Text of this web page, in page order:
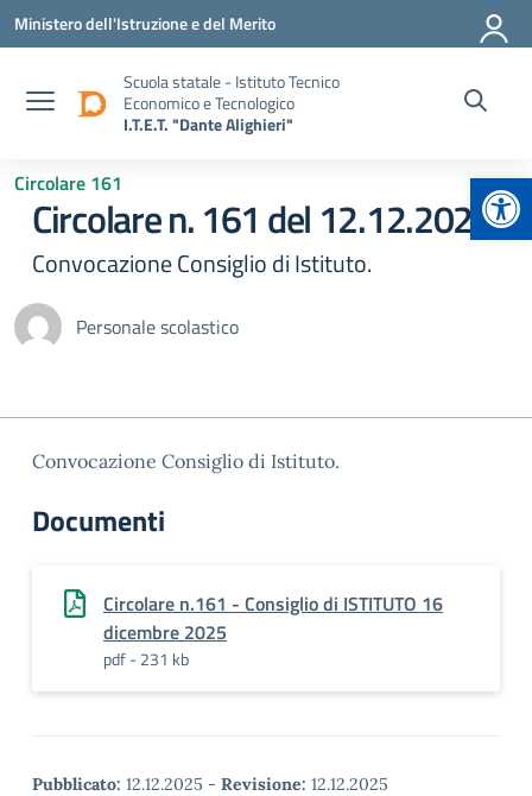
Vai ai contenuti
Vai al menu di navigazione
Vai al footer
Ministero dell'Istruzione e del Merito
Scuola statale - Istituto Tecnico
Economico e Tecnologico
I.T.E.T. "Dante Alighieri"
Circolare 161
Circolare n. 161 del 12.12.2025
Convocazione Consiglio di Istituto.
Personale scolastico
Convocazione Consiglio di Istituto.
Documenti
Circolare n.161 - Consiglio di ISTITUTO 16
dicembre 2025
pdf - 231 kb
Pubblicato: 12.12.2025 - Revisione: 12.12.2025